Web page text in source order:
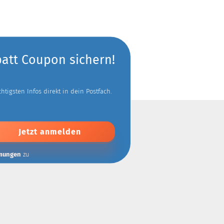
Coupon sichern!
Infos direkt in dein Postfach.
zu